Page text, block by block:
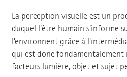
La perception visuelle est un
duquel l’être humain s’informe
l’environnent grâce à
qui est donc fondamentalement
facteurs lumière, objet et sujet